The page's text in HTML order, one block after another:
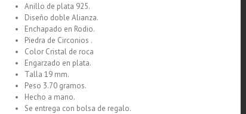
Anillo de plata 925.
Diseño doble Alianza.
Enchapado en Rodio.
Piedra de Circonios .
Color Cristal de roca
Engarzado en plata.
Talla 19 mm.
Peso 3.70 gramos.
Hecho a mano.
Se entrega con bolsa de regalo.